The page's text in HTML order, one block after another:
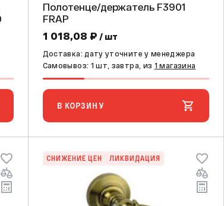
Полотенце/держатель F3901
FRAP
1 018,08 ₽ / шт
Доставка: дату уточните у менеджера
Самовывоз: 1 шт, завтра, из 1 магазина
В КОРЗИНУ
СНИЖЕНИЕ ЦЕН ЛИКВИДАЦИЯ